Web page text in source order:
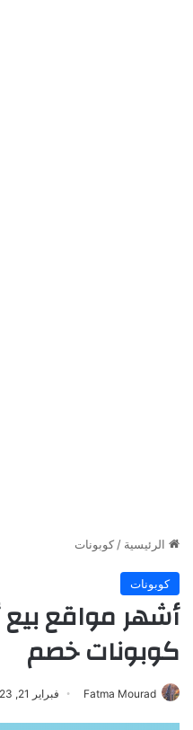
الرئيسية / كوبونات
كوبونات
أشهر مواقع
كوبونات خصم
Fatma Mourad فبراير 21, 2023